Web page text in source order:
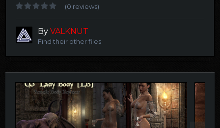
(0 reviews)
By VALKNUT
Find their other files